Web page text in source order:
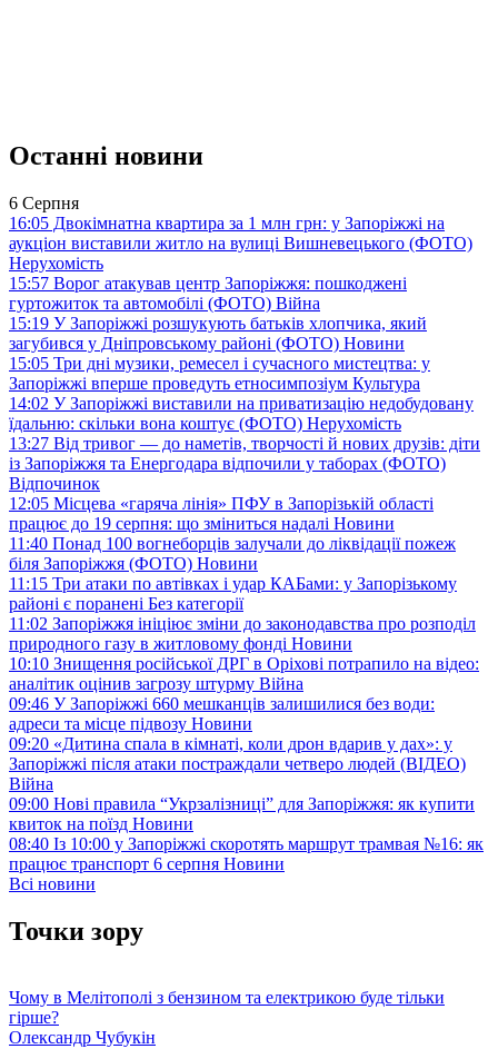
Останні новини
6 Серпня
16:05 Двокімнатна квартира за 1 млн грн: у Запоріжжі на
аукціон виставили житло на вулиці Вишневецького (ФОТО)
Нерухомість
15:57 Ворог атакував центр Запоріжжя: пошкоджені
гуртожиток та автомобілі (ФОТО) Війна
15:19 У Запоріжжі розшукують батьків хлопчика, який
загубився у Дніпровському районі (ФОТО) Новини
15:05 Три дні музики, ремесел і сучасного мистецтва: у
Запоріжжі вперше проведуть етносимпозіум Культура
14:02 У Запоріжжі виставили на приватизацію недобудовану
їдальню: скільки вона коштує (ФОТО) Нерухомість
13:27 Від тривог — до наметів, творчості й нових друзів: діти
із Запоріжжя та Енергодара відпочили у таборах (ФОТО)
Відпочинок
12:05 Місцева «гаряча лінія» ПФУ в Запорізькій області
працює до 19 серпня: що зміниться надалі Новини
11:40 Понад 100 вогнеборців залучали до ліквідації пожеж
біля Запоріжжя (ФОТО) Новини
11:15 Три атаки по автівках і удар КАБами: у Запорізькому
районі є поранені Без категорії
11:02 Запоріжжя ініціює зміни до законодавства про розподіл
природного газу в житловому фонді Новини
10:10 Знищення російської ДРГ в Оріхові потрапило на відео:
аналітик оцінив загрозу штурму Війна
09:46 У Запоріжжі 660 мешканців залишилися без води:
адреси та місце підвозу Новини
09:20 «Дитина спала в кімнаті, коли дрон вдарив у дах»: у
Запоріжжі після атаки постраждали четверо людей (ВІДЕО)
Війна
09:00 Нові правила “Укрзалізниці” для Запоріжжя: як купити
квиток на поїзд Новини
08:40 Із 10:00 у Запоріжжі скоротять маршрут трамвая №16: як
працює транспорт 6 серпня Новини
Всі новини
Точки зору
Чому в Мелітополі з бензином та електрикою буде тільки
гірше?
Олександр Чубукін